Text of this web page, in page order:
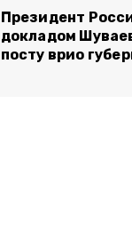
Президент
докладом
посту врио